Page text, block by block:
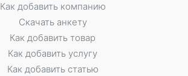
Как добавить компанию
Скачать анкету
Как добавить товар
Как добавить услугу
Как добавить статью